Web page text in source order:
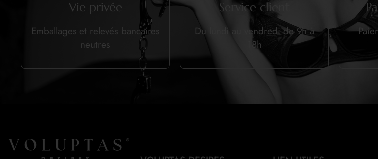
Vie privée
Emballages et relevés bancaires
neutres
Service client
Du lundi au vendredi de 9h à
18h